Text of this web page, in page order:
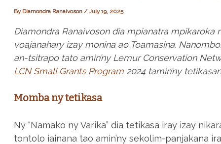
By Diamondra Ranaivoson /July 19, 2025
Diamondra Ranaivoson dia mpianatra mpikaroka
voajanahary izay monina ao Toamasina.
an-tsitrapo tato amin’ny Lemur Conservation
LCN Small Grants Program2024 tamin’ny
Momba ny tetikasa
Ny “Namako ny Varika” dia tetikasa iray izay
tontolo iainana tao amin’ny sekolim-panjakana